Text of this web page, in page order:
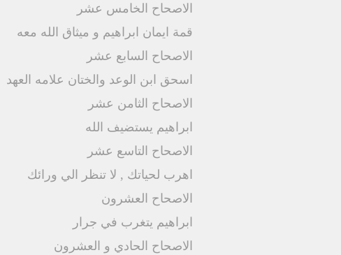
الاصحاح الخامس عشر
قمة ايمان ابراهيم و ميثاق الله معه
الاصحاح السابع عشر
اسحق ابن الوعد والختان علامه العهد
الاصحاح الثامن عشر
ابراهيم يستضيف الله
الاصحاح التاسع عشر
اهرب لحياتك , لا تنظر الي ورائك
الاصحاح العشرون
ابراهيم يتغرب في جرار
الاصحاح الحادي و العشرون